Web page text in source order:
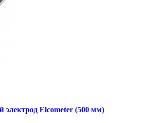
электрод Elcometer (500 мм)